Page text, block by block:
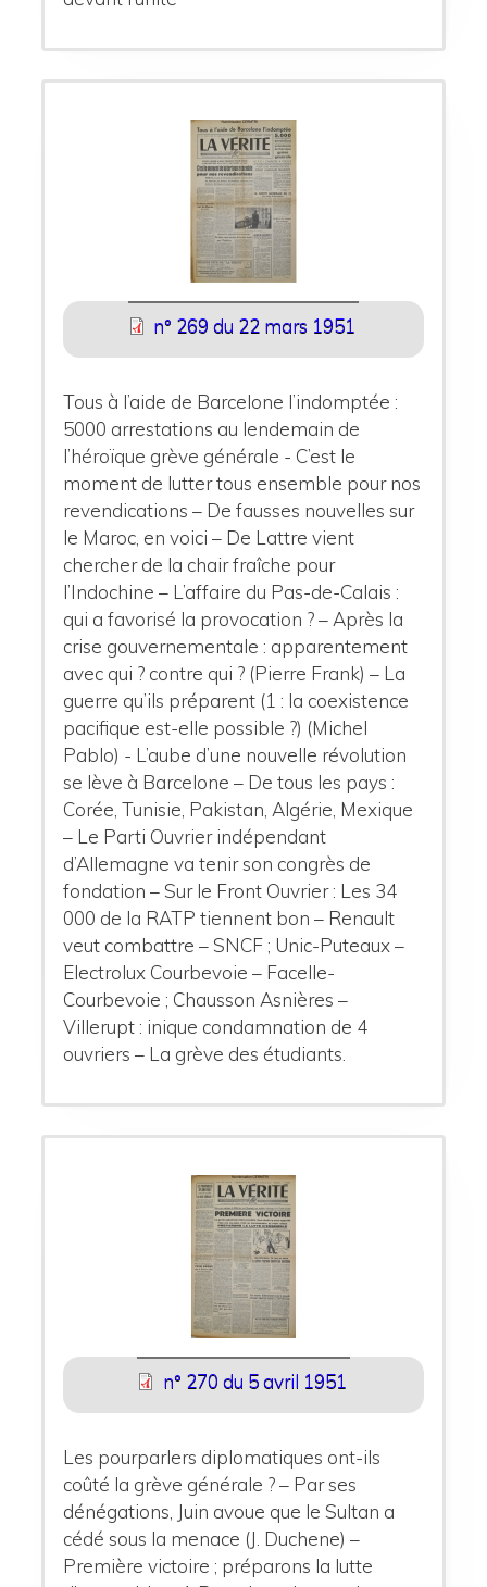
n° 269 du 22 mars 1951
Tous à l’aide de Barcelone l’indomptée :
5000 arrestations au lendemain de
l’héroïque grève générale - C’est le
moment de lutter tous ensemble pour nos
revendications – De fausses nouvelles sur
le Maroc, en voici – De Lattre vient
chercher de la chair fraîche pour
l’Indochine – L’affaire du Pas-de-Calais :
qui a favorisé la provocation ? – Après la
crise gouvernementale : apparentement
avec qui ? contre qui ? (Pierre Frank) – La
guerre qu’ils préparent (1 : la coexistence
pacifique est-elle possible ?) (Michel
Pablo) - L’aube d’une nouvelle révolution
se lève à Barcelone – De tous les pays :
Corée, Tunisie, Pakistan, Algérie, Mexique
– Le Parti Ouvrier indépendant
d’Allemagne va tenir son congrès de
fondation – Sur le Front Ouvrier : Les 34
000 de la RATP tiennent bon – Renault
veut combattre – SNCF ; Unic-Puteaux –
Electrolux Courbevoie – Facelle-
Courbevoie ; Chausson Asnières –
Villerupt : inique condamnation de 4
ouvriers – La grève des étudiants.
n° 270 du 5 avril 1951
Les pourparlers diplomatiques ont-ils
coûté la grève générale ? – Par ses
dénégations, Juin avoue que le Sultan a
cédé sous la menace (J. Duchene) –
Première victoire ; préparons la lutte